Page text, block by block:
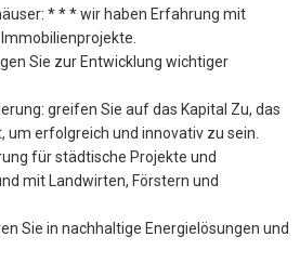
* * * wir haben Erfahrung mit
Sie zur Entwicklung wichtiger
greifen Sie auf das Kapital Zu, das
um erfolgreich und innovativ zu sein.
für städtische Projekte und
mit Landwirten, Förstern und
Sie in nachhaltige Energielösungen und